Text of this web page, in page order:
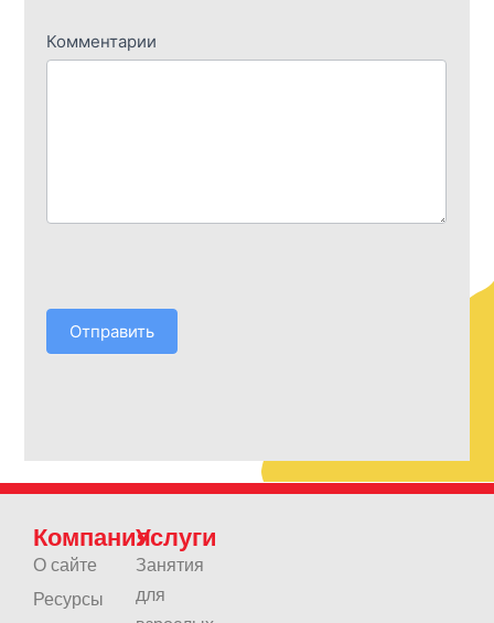
Комментарии
Отправить
Компания
О сайте
Ресурсы
Услуги
Занятия
для